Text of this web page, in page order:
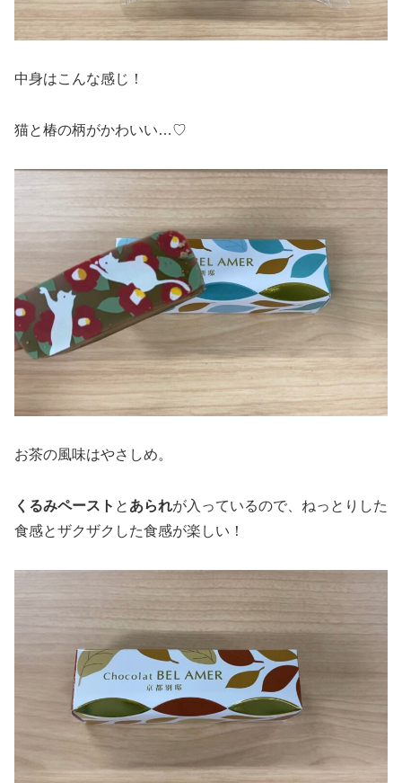
中身はこんな感じ！
猫と椿の柄がかわいい…♡
お茶の風味はやさしめ。
くるみペースト と あられが入っているので、ねっとりした
食感とザクザクした食感が楽しい！